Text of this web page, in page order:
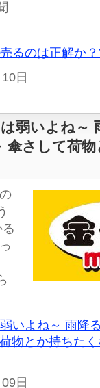
るのは正解か
日
弱いよね～
傘さして荷
いよね～ 雨降
物とか持ちた
日